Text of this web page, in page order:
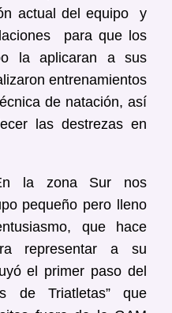
actual del equipo y
para que los
la aplicaran a sus
entrenamientos
de natación, así
las destrezas en
la zona Sur nos
pequeño pero lleno
que hace
representar a su
el primer paso del
de Triatletas” que